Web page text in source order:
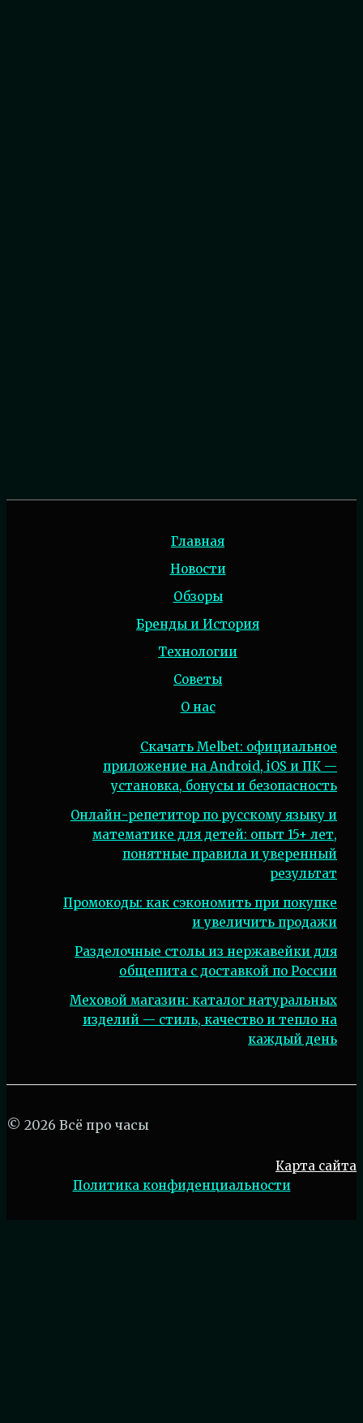
Главная
Новости
Обзоры
Бренды и История
Технологии
Советы
О нас
Скачать Melbet: официальное
приложение на Android, iOS и ПК —
установка, бонусы и безопасность
Онлайн-репетитор по русскому языку и
математике для детей: опыт 15+ лет,
понятные правила и уверенный
результат
Промокоды: как сэкономить при покупке
и увеличить продажи
Разделочные столы из нержавейки для
общепита с доставкой по России
Меховой магазин: каталог натуральных
изделий — стиль, качество и тепло на
каждый день
© 2026 Всё про часы
Карта сайта
Политика конфиденциальности